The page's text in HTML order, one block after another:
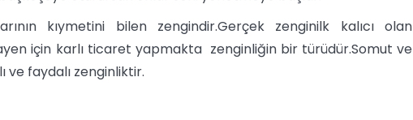
kıymetini bilen zengindir.Gerçek zenginilk kalıcı olan
için karlı ticaret yapmakta zenginliğin bir türüdür.Somut ve
ve faydalı zenginliktir.